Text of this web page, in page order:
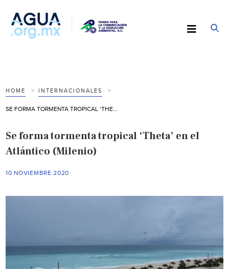
HOME INTERNACIONALES
Se forma tormenta tropical ‘Theta’ en el
Atlántico (Milenio)
10 NOVIEMBRE 2020